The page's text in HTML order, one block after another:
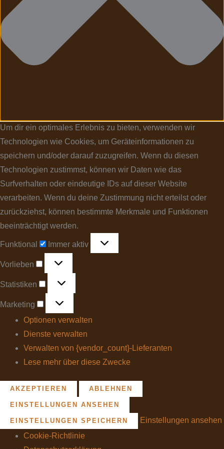
Um dir ein optimales Erlebnis zu bieten, verwenden wir
Technologien wie Cookies, um Geräteinformationen zu
speichern und/oder darauf zuzugreifen. Wenn du diesen
Technologien zustimmst, können wir Daten wie das
Surfverhalten oder eindeutige IDs auf dieser Website
verarbeiten. Wenn du deine Zustimmung nicht erteilst oder
zurückziehst, können bestimmte Merkmale und Funktionen
beeinträchtigt werden.
Funktional Immer aktiv
Vorlieben
Statistiken
Marketing
Optionen verwalten
Dienste verwalten
Verwalten von {vendor_count}-Lieferanten
Lese mehr über diese Zwecke
AKZEPTIEREN ABLEHNEN
EINSTELLUNGEN ANSEHEN
EINSTELLUNGEN SPEICHERN
Einstellungen ansehen
Cookie-Richtlinie